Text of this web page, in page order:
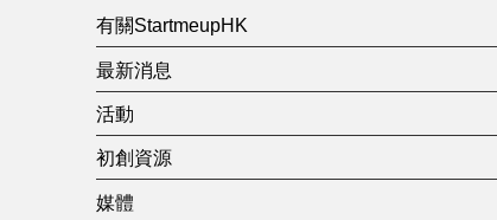
m
m
o
有關StartmeupHK
最新消息
活動
初創資源
媒體